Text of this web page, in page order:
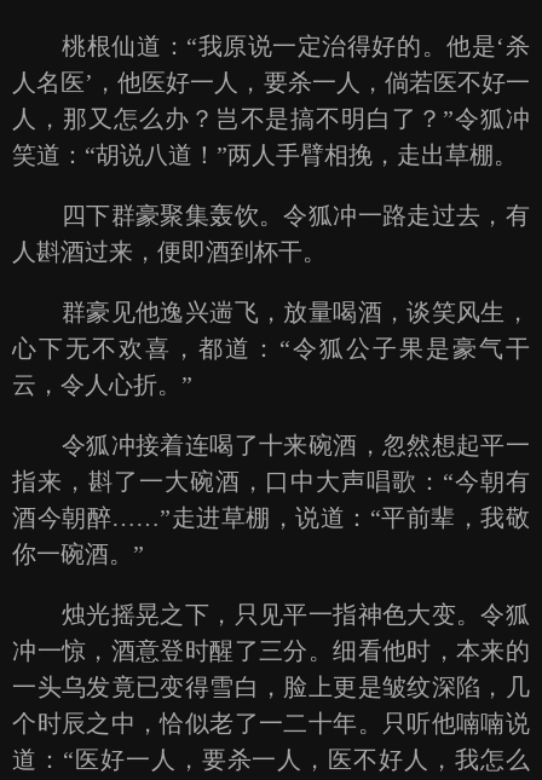
桃根仙道：“我原说一定治得好的。他是‘杀
人名医’，他医好一人，要杀一人，倘若医不好一
人，那又怎么办？岂不是搞不明白了？”令狐冲
笑道：“胡说八道！”两人手臂相挽，走出草棚。
四下群豪聚集轰饮。令狐冲一路走过去，有
人斟酒过来，便即酒到杯干。
群豪见他逸兴遄飞，放量喝酒，谈笑风生，
心下无不欢喜，都道：“令狐公子果是豪气干
云，令人心折。”
令狐冲接着连喝了十来碗酒，忽然想起平一
指来，斟了一大碗酒，口中大声唱歌：“今朝有
酒今朝醉……”走进草棚，说道：“平前辈，我敬
你一碗酒。”
烛光摇晃之下，只见平一指神色大变。令狐
冲一惊，酒意登时醒了三分。细看他时，本来的
一头乌发竟已变得雪白，脸上更是皱纹深陷，几
个时辰之中，恰似老了一二十年。只听他喃喃说
道：“医好一人，要杀一人，医不好人，我怎么